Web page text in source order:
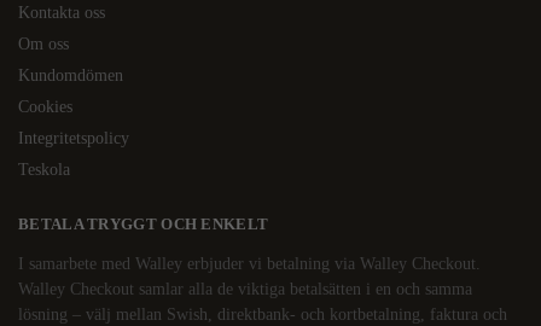
Kontakta oss
Om oss
Kundomdömen
Cookies
Integritetspolicy
Teskola
BETALA TRYGGT OCH ENKELT
I samarbete med Walley erbjuder vi betalning via Walley Checkout.
Walley Checkout samlar alla de viktiga betalsätten i en och samma
lösning – välj mellan Swish, direktbank- och kortbetalning, faktura och